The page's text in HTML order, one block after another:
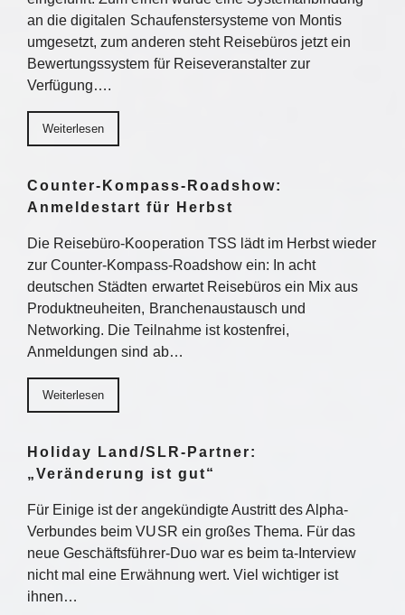
an die digitalen Schaufenstersysteme von Montis
umgesetzt, zum anderen steht Reisebüros jetzt ein
Bewertungssystem für Reiseveranstalter zur
Verfügung….
Weiterlesen
Counter-Kompass-Roadshow:
Anmeldestart für Herbst
Die Reisebüro-Kooperation TSS lädt im Herbst wieder
zur Counter-Kompass-Roadshow ein: In acht
deutschen Städten erwartet Reisebüros ein Mix aus
Produktneuheiten, Branchenaustausch und
Networking. Die Teilnahme ist kostenfrei,
Anmeldungen sind ab…
Weiterlesen
Holiday Land/SLR-Partner:
„Veränderung ist gut“
Für Einige ist der angekündigte Austritt des Alpha-
Verbundes beim VUSR ein großes Thema. Für das
neue Geschäftsführer-Duo war es beim ta-Interview
nicht mal eine Erwähnung wert. Viel wichtiger ist
ihnen…